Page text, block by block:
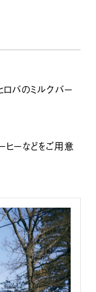
バのミルクバー
ヒーなどをご用意